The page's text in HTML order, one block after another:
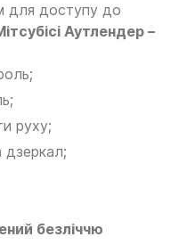
для доступу до
Аутлендер –
руху;
дзеркал;
безліччю